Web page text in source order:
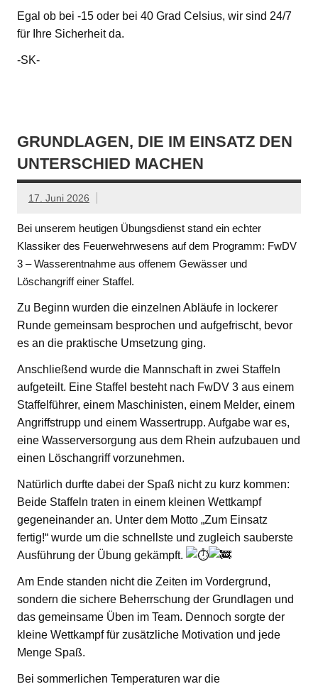
Egal ob bei -15 oder bei 40 Grad Celsius, wir sind 24/7
für Ihre Sicherheit da.
-SK-
GRUNDLAGEN, DIE IM EINSATZ DEN
UNTERSCHIED MACHEN
17. Juni 2026
Bei unserem heutigen Übungsdienst stand ein echter
Klassiker des Feuerwehrwesens auf dem Programm: FwDV
3 – Wasserentnahme aus offenem Gewässer und
Löschangriff einer Staffel.
Zu Beginn wurden die einzelnen Abläufe in lockerer
Runde gemeinsam besprochen und aufgefrischt, bevor
es an die praktische Umsetzung ging.
Anschließend wurde die Mannschaft in zwei Staffeln
aufgeteilt. Eine Staffel besteht nach FwDV 3 aus einem
Staffelführer, einem Maschinisten, einem Melder, einem
Angriffstrupp und einem Wassertrupp. Aufgabe war es,
eine Wasserversorgung aus dem Rhein aufzubauen und
einen Löschangriff vorzunehmen.
Natürlich durfte dabei der Spaß nicht zu kurz kommen:
Beide Staffeln traten in einem kleinen Wettkampf
gegeneinander an. Unter dem Motto „Zum Einsatz
fertig!“ wurde um die schnellste und zugleich sauberste
Ausführung der Übung gekämpft.
Am Ende standen nicht die Zeiten im Vordergrund,
sondern die sichere Beherrschung der Grundlagen und
das gemeinsame Üben im Team. Dennoch sorgte der
kleine Wettkampf für zusätzliche Motivation und jede
Menge Spaß.
Bei sommerlichen Temperaturen war die